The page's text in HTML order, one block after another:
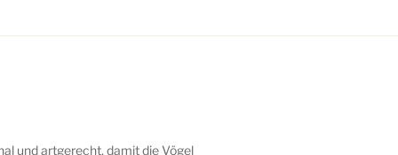
und artgerecht, damit die Vögel